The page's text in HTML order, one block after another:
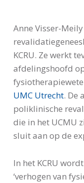
Anne Visser-
KCRU. Ze werkt
afdelingshoofd
UMC Utrecht. De
poliklinische
die in het UCMU
sluit aan op de
In het KCRU
‘verhogen van